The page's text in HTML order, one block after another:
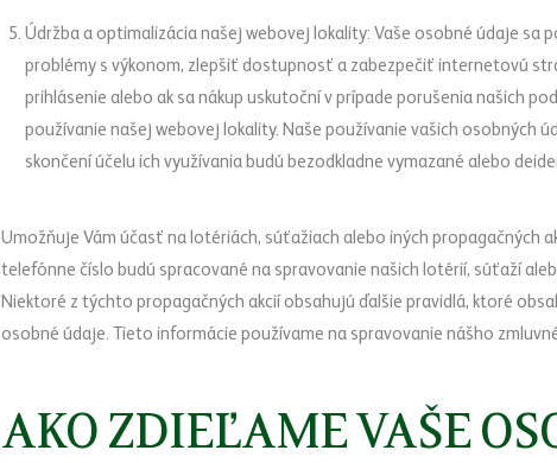
Údržba a optimalizácia našej webovej lokality: Vaše osobné údaje sa
problémy s výkonom, zlepšiť dostupnosť a zabezpečiť internetovú
prihlásenie alebo ak sa nákup uskutoční v prípade porušenia našich
používanie našej webovej lokality. Naše používanie vašich osobných
skončení účelu ich využívania budú bezodkladne vymazané alebo
Umožňuje Vám účasť na lotériách, súťažiach alebo iných propagačných
telefónne číslo budú spracované na spravovanie našich lotérií, súťaží
Niektoré z týchto propagačných akcií obsahujú ďalšie pravidlá, ktoré
osobné údaje. Tieto informácie používame na spravovanie nášho
AKO ZDIEĽAME VAŠE